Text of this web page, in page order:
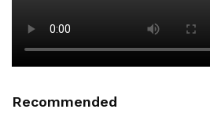
Recommended